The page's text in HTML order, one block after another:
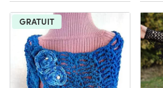
GRATUIT